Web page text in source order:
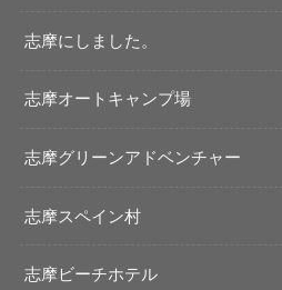
志摩にしました。
志摩オートキャンプ場
志摩グリーンアドベンチャー
志摩スペイン村
志摩ビーチホテル